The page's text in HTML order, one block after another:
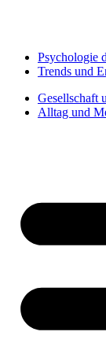
Psychologie
Trends und
Gesellschaft
Alltag und